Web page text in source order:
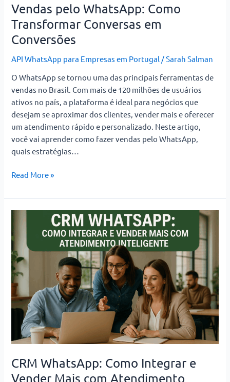
Vendas pelo WhatsApp: Como
Transformar Conversas em
Conversões
API WhatsApp para Empresas em Portugal /Sarah Salman
O WhatsApp se tornou uma das principais ferramentas de
vendas no Brasil. Com mais de 120 milhões de usuários
ativos no país, a plataforma é ideal para negócios que
desejam se aproximar dos clientes, vender mais e oferecer
um atendimento rápido e personalizado. Neste artigo,
você vai aprender como fazer vendas pelo WhatsApp,
quais estratégias…
Read More »
CRM WhatsApp: Como Integrar e
Vender Mais com Atendimento
WhatsApp:
Como
Integrar
e
Vender
Mais
com
Atendimento
Inteligente